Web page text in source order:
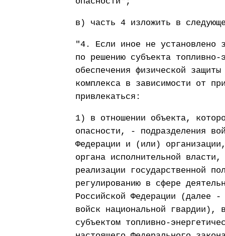
в) часть 4 изложить в
"4. Если иное не установлено
по решению субъекта топливно-
обеспечения физической
комплекса в зависимости от
привлекаться:
1) в отношении объекта,
опасности, - подразделения
Федерации и (или)
органа исполнительной
реализации государственной
регулированию в сфере
Российской Федерации (далее
войск национальной гвардии),
субъектом топливно-